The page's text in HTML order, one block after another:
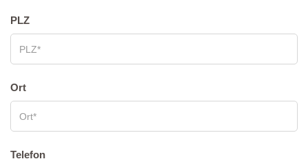
PLZ
Ort
Tele­fon